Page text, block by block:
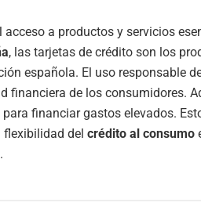
a productos y servicios
, las tarjetas de crédito son los
española. El uso responsable
financiera de los consumidores.
financiar gastos elevados.
flexibilidad del crédito al consumo